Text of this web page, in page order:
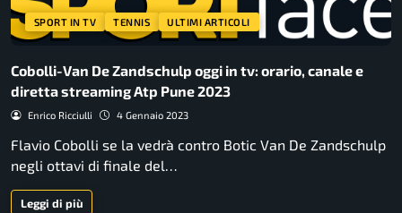
SPORT IN TV TENNIS ULTIMI ARTICOLI
Cobolli-Van De Zandschulp oggi in tv: orario, canale e
diretta streaming Atp Pune 2023
Enrico Ricciulli 4 Gennaio 2023
Flavio Cobolli se la vedrà contro Botic Van De Zandschulp
negli ottavi di finale del…
Leggi di più